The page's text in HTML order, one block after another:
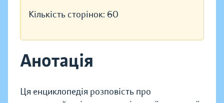
Кількість сторінок: 60
Анотація
Ця енциклопедія розповість про